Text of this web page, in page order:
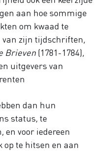
aan hoe sommige
om kwaad te
van zijn tijdschriften,
Brieven(1781-1784),
uitgevers van
dan hun
status, te
en voor iedereen
op te hitsen en aan